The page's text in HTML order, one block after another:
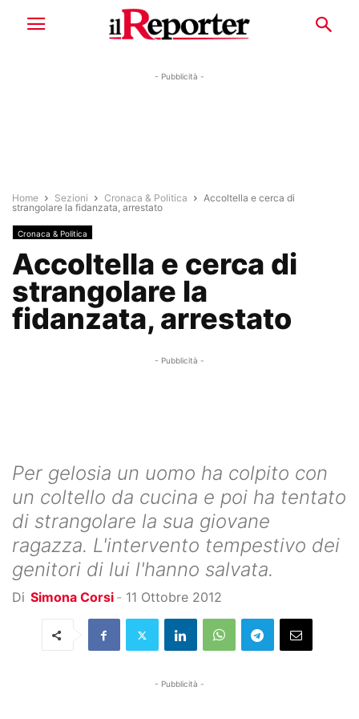
- Pubblicità -
Home Sezioni Cronaca & Politica
Accoltella e cerca di
strangolare la fidanzata, arrestato
Cronaca & Politica
Accoltella e cerca di
strangolare la
fidanzata, arrestato
- Pubblicità -
Per gelosia un uomo ha colpito con
un coltello da cucina e poi ha tentato
di strangolare la sua giovane
ragazza. L'intervento tempestivo dei
genitori di lui l'hanno salvata.
Di Simona Corsi - 11 Ottobre 2012
- Pubblicità -